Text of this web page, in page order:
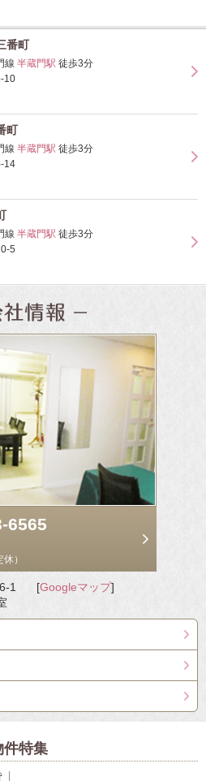
番町
線 半蔵門駅 徒歩3分
10
町
線 半蔵門駅 徒歩3分
14
線 半蔵門駅 徒歩3分
5
6565
）
1
[Googleマップ]
件特集